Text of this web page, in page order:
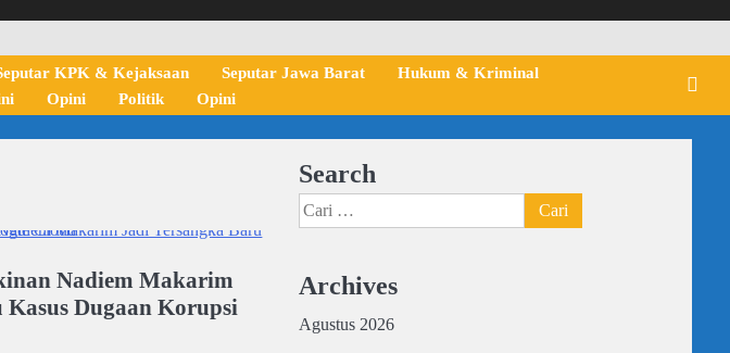
KPK & Kejaksaan Seputar Jawa Barat
Hukum & Kriminal
Opini Politik Opini
Nadiem Makarim
Dugaan Korupsi
Search
Cari
untuk:
Archives
Agustus 2026